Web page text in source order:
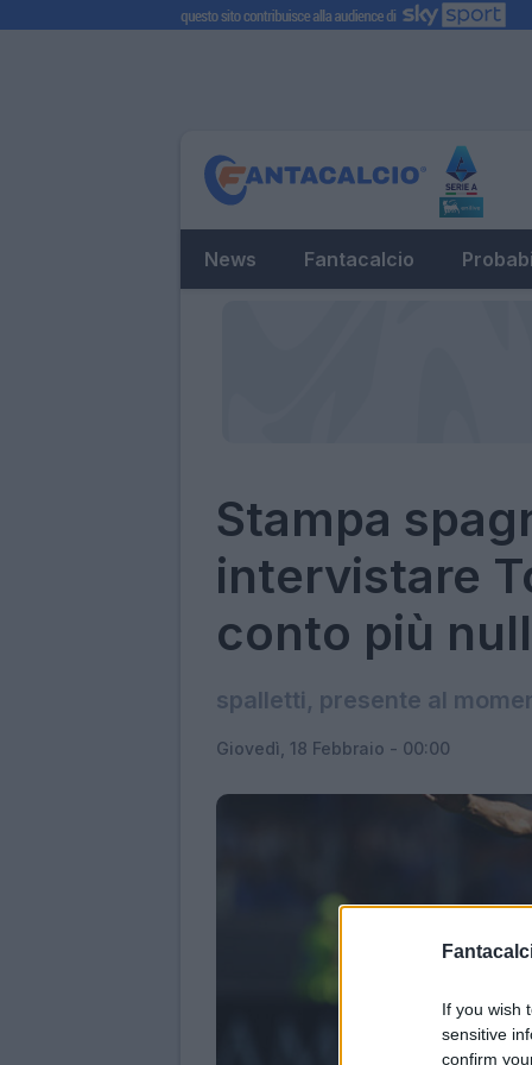
If you wish
sensitive
confirm
News Fantacalcio
Stampa
intervistare
conto più
spalletti, presente al
Giovedì, 18 Febbraio - 00:00